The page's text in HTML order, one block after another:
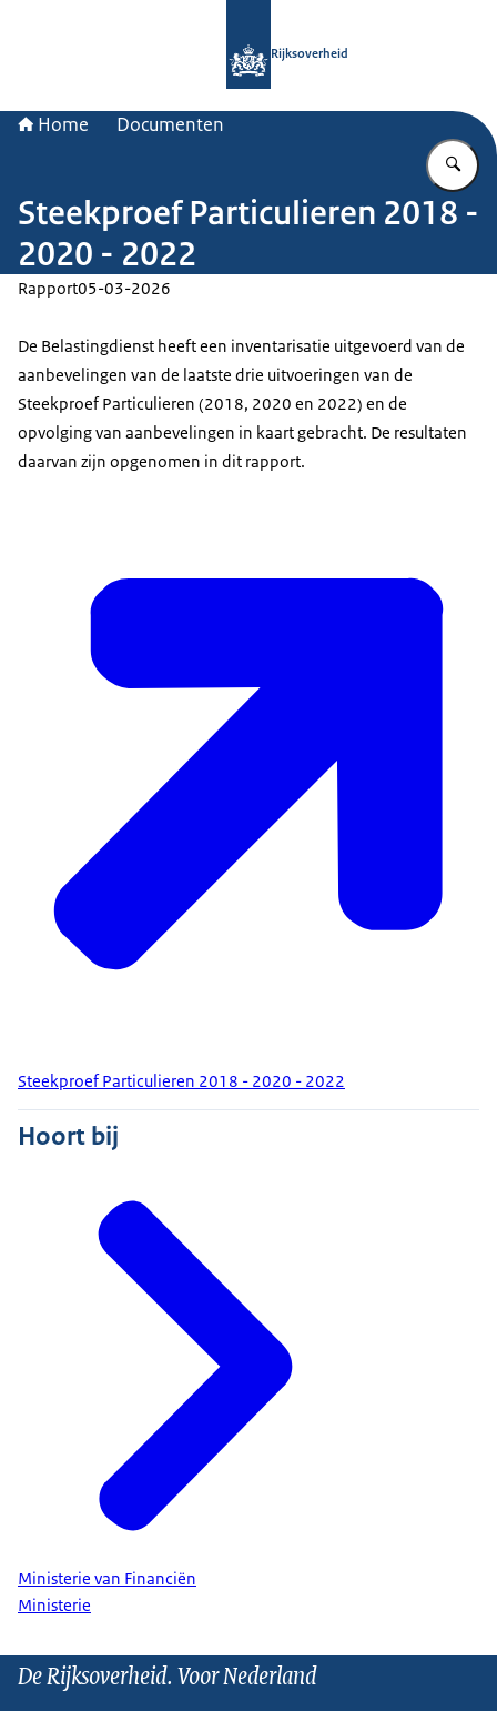
Rijksoverheid
Home Documenten
Steekproef Particulieren 2018 -
2020 - 2022
Rapport05-03-2026
De Belastingdienst heeft een inventarisatie uitgevoerd van de
aanbevelingen van de laatste drie uitvoeringen van de
Steekproef Particulieren (2018, 2020 en 2022) en de
opvolging van aanbevelingen in kaart gebracht. De resultaten
daarvan zijn opgenomen in dit rapport.
Steekproef Particulieren 2018 - 2020 - 2022
Hoort bij
Ministerie van Financiën
Ministerie
De Rijksoverheid. Voor Nederland